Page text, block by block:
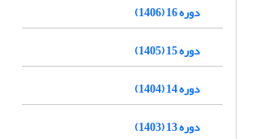
دوره 16 (1406)
دوره 15 (1405)
دوره 14 (1404)
دوره 13 (1403)